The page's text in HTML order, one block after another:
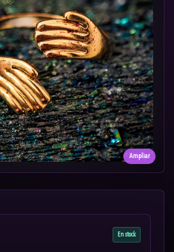
Ampliar
En stock